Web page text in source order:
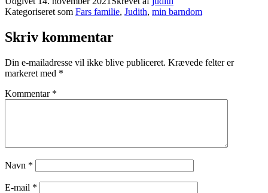
Kategoriseret som Fars familie, Judith, min barndom
Skriv kommentar
Din e-mailadresse vil ikke blive publiceret. Krævede felter er
markeret med *
Kommentar *
Navn *
E-mail *